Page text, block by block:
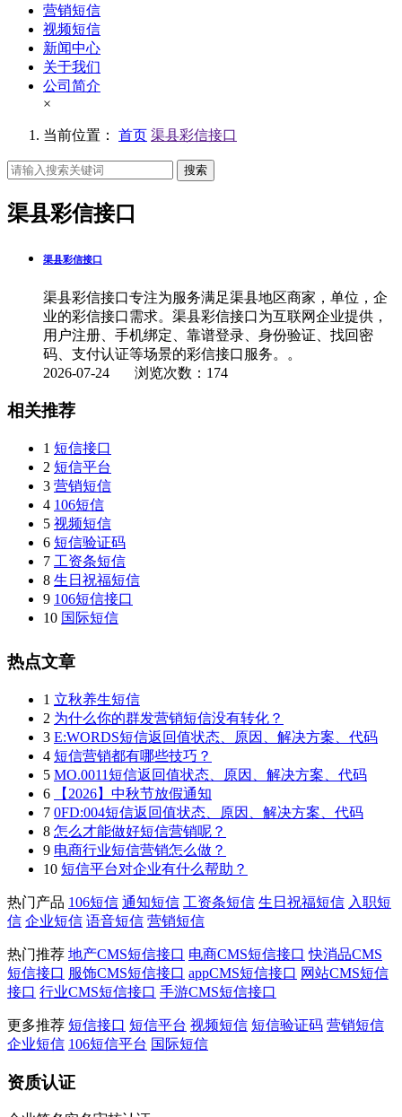
营销短信
视频短信
新闻中心
关于我们
公司简介
×
当前位置： 首页 渠县彩信接口
搜索
渠县彩信接口
渠县彩信接口
渠县彩信接口专注为服务满足渠县地区商家，单位，企
业的彩信接口需求。渠县彩信接口为互联网企业提供，
用户注册、手机绑定、靠谱登录、身份验证、找回密
码、支付认证等场景的彩信接口服务。。
2026-07-24 浏览次数：174
相关推荐
1 短信接口
2 短信平台
3 营销短信
4 106短信
5 视频短信
6 短信验证码
7 工资条短信
8 生日祝福短信
9 106短信接口
10 国际短信
热点文章
1 立秋养生短信
2 为什么你的群发营销短信没有转化？
3 E:WORDS短信返回值状态、原因、解决方案、代码
4 短信营销都有哪些技巧？
5 MO.0011短信返回值状态、原因、解决方案、代码
6
【2026】中秋节放假通知
7 0FD:004短信返回值状态、原因、解决方案、代码
8 怎么才能做好短信营销呢？
9 电商行业短信营销怎么做？
10 短信平台对企业有什么帮助？
热门产品 106短信 通知短信 工资条短信 生日祝福短信 入职短
信 企业短信 语音短信 营销短信
热门推荐 地产CMS短信接口 电商CMS短信接口 快消品CMS
短信接口 服饰CMS短信接口 appCMS短信接口 网站CMS短信
接口 行业CMS短信接口 手游CMS短信接口
更多推荐 短信接口 短信平台 视频短信 短信验证码 营销短信
企业短信 106短信平台 国际短信
资质认证